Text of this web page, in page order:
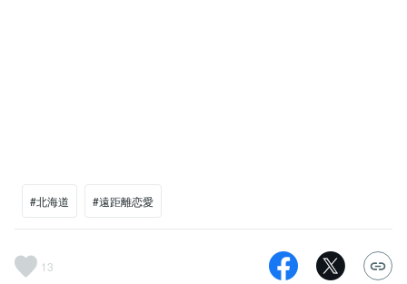
#北海道 #遠距離恋愛
13